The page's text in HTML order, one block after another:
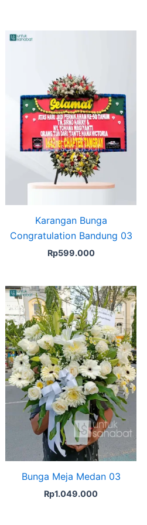
Karangan Bunga
Congratulation Bandung 03
Rp599.000
Bunga Meja Medan 03
Rp1.049.000